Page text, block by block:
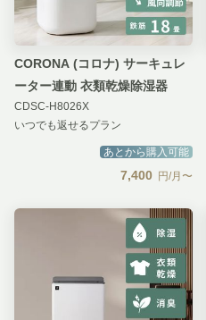
CORONA (コロナ) サーキュレ
ーター連動 衣類乾燥除湿器
CDSC-H8026X
いつでも返せるプラン
あとから購入可能
7,400 円/月〜